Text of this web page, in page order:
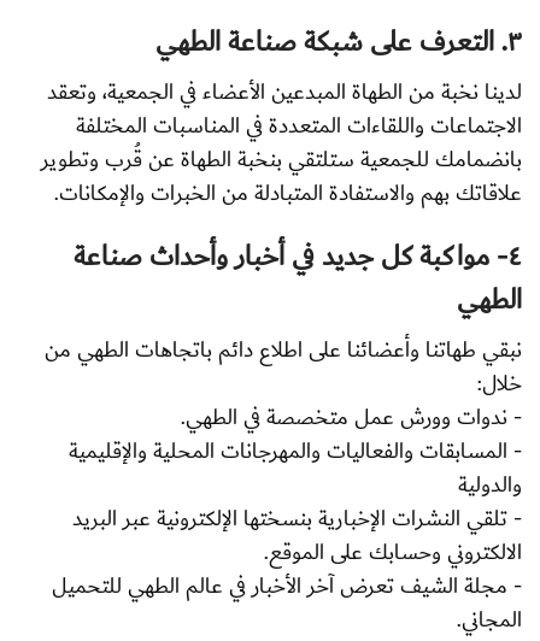
٣. التعرف على شبكة صناعة الطهي
لدينا نخبة من الطهاة المبدعين الأعضاء في الجمعية، وتعقد
الاجتماعات واللقاءات المتعددة في المناسبات المختلفة
بانضمامك للجمعية ستلتقي بنخبة الطهاة عن قُرب وتطوير
علاقاتك بهم والاستفادة المتبادلة من الخبرات والإمكانات.
٤- مواكبة كل جديد في أخبار وأحداث صناعة
الطهي
نبقي طهاتنا وأعضائنا على اطلاع دائم باتجاهات الطهي من
خلال:
- ندوات وورش عمل متخصصة في الطهي.
- المسابقات والفعاليات والمهرجانات المحلية والإقليمية
والدولية
- تلقي النشرات الإخبارية بنسختها الإلكترونية عبر البريد
الالكتروني وحسابك على الموقع.
- مجلة الشيف تعرض آخر الأخبار في عالم الطهي للتحميل
المجاني.